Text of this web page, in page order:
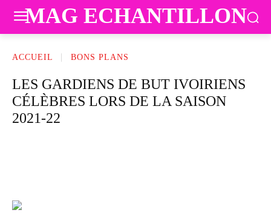
MAG ECHANTILLON
ACCUEIL BONS PLANS
LES GARDIENS DE BUT IVOIRIENS
CÉLÈBRES LORS DE LA SAISON
2021-22